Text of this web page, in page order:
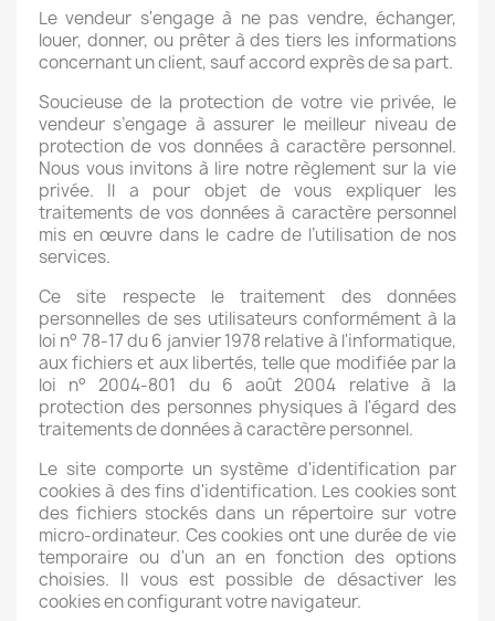
Le vendeur s'engage à ne pas vendre, échanger,
louer, donner, ou prêter à des tiers les informations
concernant un client, sauf accord exprès de sa part.
Soucieuse de la protection de votre vie privée, le
vendeur s’engage à assurer le meilleur niveau de
protection de vos données à caractère personnel.
Nous vous invitons à lire notre règlement sur la vie
privée. Il a pour objet de vous expliquer les
traitements de vos données à caractère personnel
mis en œuvre dans le cadre de l’utilisation de nos
services.
Ce site respecte le traitement des données
personnelles de ses utilisateurs conformément à la
loi n° 78-17 du 6 janvier 1978 relative à l'informatique,
aux fichiers et aux libertés, telle que modifiée par la
loi n° 2004-801 du 6 août 2004 relative à la
protection des personnes physiques à l'égard des
traitements de données à caractère personnel.
Le site comporte un système d'identification par
cookies à des fins d'identification. Les cookies sont
des fichiers stockés dans un répertoire sur votre
micro-ordinateur. Ces cookies ont une durée de vie
temporaire ou d'un an en fonction des options
choisies. Il vous est possible de désactiver les
cookies en configurant votre navigateur.